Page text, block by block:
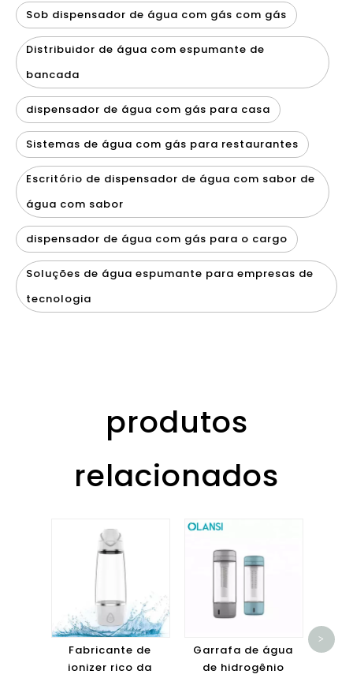
Sob dispensador de água com gás com gás
Distribuidor de água com espumante de
bancada
dispensador de água com gás para casa
Sistemas de água com gás para restaurantes
Escritório de dispensador de água com sabor de
água com sabor
dispensador de água com gás para o cargo
Soluções de água espumante para empresas de
tecnologia
produtos
relacionados
Fabricante de
ionizer rico da
Garrafa de água
de hidrogênio
>